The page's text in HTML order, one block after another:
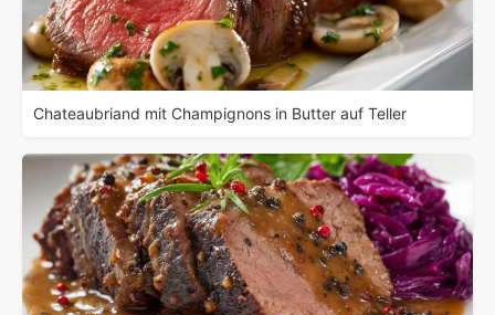
Chateaubriand mit Champignons in Butter auf Teller